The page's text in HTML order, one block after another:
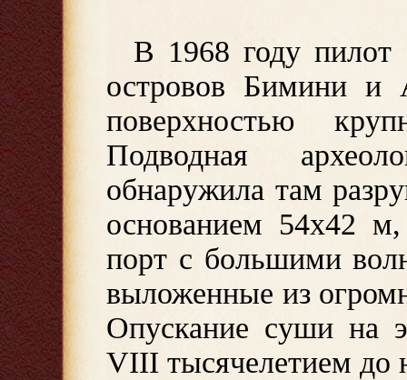
В 1968 году пилот
островов Бимини и
поверхностью
Подводная
обнаружила там
основанием 54х42
порт с большими
выложенные из
Опускание суши на
VIII тысячелетием до